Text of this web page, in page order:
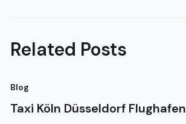
Related Posts
Blog
Taxi Köln Düsseldorf Flughafen